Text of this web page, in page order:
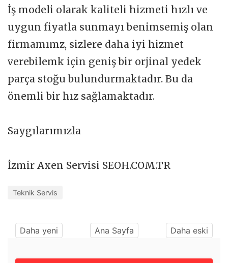
İş modeli olarak kaliteli hizmeti hızlı ve
uygun fiyatla sunmayı benimsemiş olan
firmamımz, sizlere daha iyi hizmet
verebilemk için geniş bir orjinal yedek
parça stoğu bulundurmaktadır. Bu da
önemli bir hız sağlamaktadır.
Saygılarımızla
İzmir Axen Servisi SEOH.COM.TR
Teknik Servis
Daha yeni Ana Sayfa Daha eski